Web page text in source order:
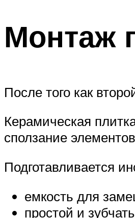
Монтаж
После того как
Керамическая
сползание
Подготавливается
емкость для
простой и